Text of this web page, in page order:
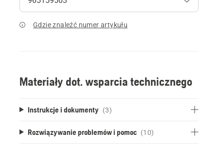
Gdzie znaleźć numer artykułu
Materiały dot. wsparcia technicznego
Instrukcje i dokumenty (3)
Rozwiązywanie problemów i pomoc (10)